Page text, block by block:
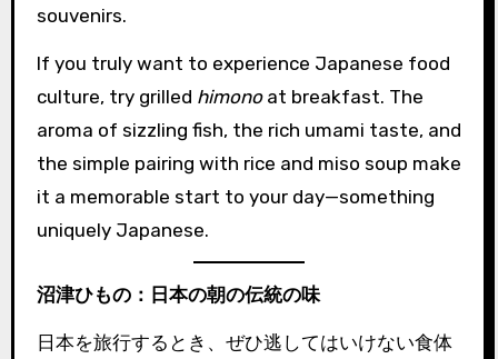
souvenirs.
If you truly want to experience Japanese food
culture, try grilled himonoat breakfast. The
aroma of sizzling fish, the rich umami taste, and
the simple pairing with rice and miso soup make
it a memorable start to your day—something
uniquely Japanese.
沼津ひもの：日本の朝の伝統の味
日本を旅行するとき、ぜひ逃してはいけない食体